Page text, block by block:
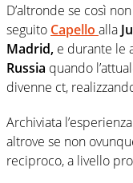
D’altronde se così
seguito Capello alla
Madrid, e durante le
Russia quando
divenne ct,
Archiviata
altrove se non
reciproco, a livello